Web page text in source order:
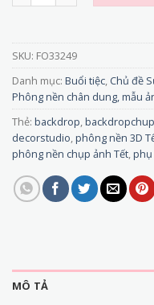
SKU: FO33249
Danh mục: Buổi tiệc, Chủ đề
Phông nền chân dung, mẫu
Thẻ: backdrop,
decorstudio,phông nền 3D
phông nền chụp ảnh Tết,phụ
MÔ TẢ